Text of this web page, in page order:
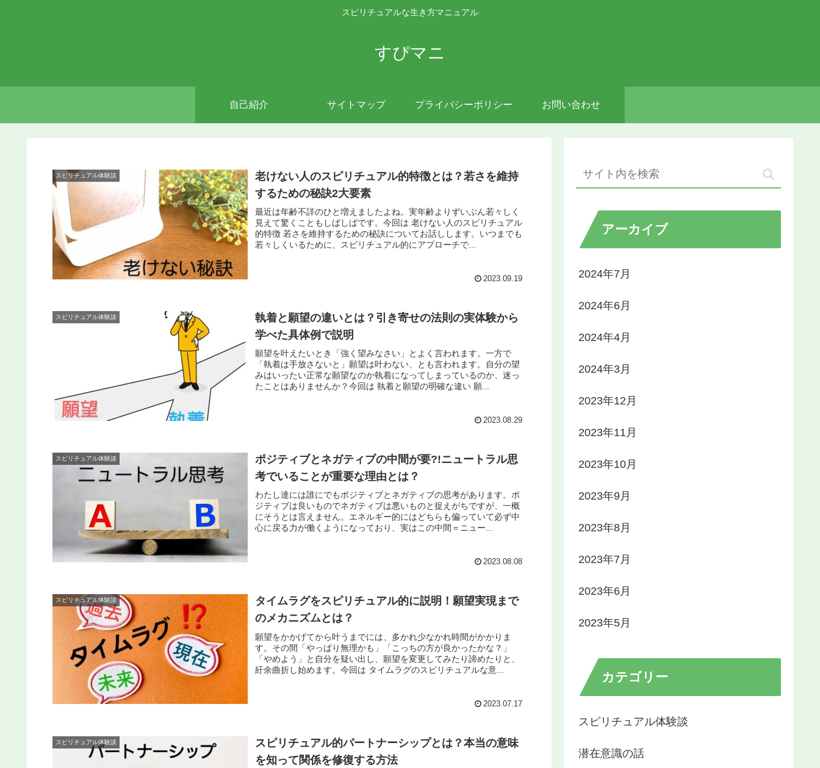
スピリチュアルな生き方マニュアル
すぴマニ
自己紹介 サイトマップ プライバシーポリシー お問い合わせ
スピリチュアル体験談
老けない人のスピリチュアル的特徴とは？若さを維持
するための秘訣2大要素
最近は年齢不詳のひと増えましたよね。実年齢よりずいぶん若々しく
見えて驚くこともしばしばです。今回は 老けない人のスピリチュアル
的特徴 若さを維持するための秘訣についてお話しします。いつまでも
若々しくいるために、スピリチュアル的にアプローチで...
2023.09.19
スピリチュアル体験談
執着と願望の違いとは？引き寄せの法則の実体験から
学べた具体例で説明
願望を叶えたいとき「強く望みなさい」とよく言われます。一方で
「執着は手放さないと」願望は叶わない、とも言われます。自分の望
みはいったい正常な願望なのか執着になってしまっているのか、迷っ
たことはありませんか？今回は 執着と願望の明確な違い 願...
2023.08.29
スピリチュアル体験談
ポジティブとネガティブの中間が要?!ニュートラル思
考でいることが重要な理由とは？
わたし達には誰にでもポジティブとネガティブの思考があります。ポ
ジティブは良いものでネガティブは悪いものと捉えがちですが、一概
にそうとは言えません。エネルギー的にはどちらも偏っていて必ず中
心に戻る力が働くようになっており、実はこの中間＝ニュー...
2023.08.08
スピリチュアル体験談
タイムラグをスピリチュアル的に説明！願望実現まで
のメカニズムとは？
願望をかかげてから叶うまでには、多かれ少なかれ時間がかかりま
す。その間「やっぱり無理かも」「こっちの方が良かったかな？」
「やめよう」と自分を疑い出し、願望を変更してみたり諦めたりと、
紆余曲折し始めます。今回は タイムラグのスピリチュアルな意...
2023.07.17
スピリチュアル体験談
スピリチュアル的パートナーシップとは？本当の意味
を知って関係を修復する方法
アーカイブ
2024年7月
2024年6月
2024年4月
2024年3月
2023年12月
2023年11月
2023年10月
2023年9月
2023年8月
2023年7月
2023年6月
2023年5月
カテゴリー
スピリチュアル体験談
潜在意識の話